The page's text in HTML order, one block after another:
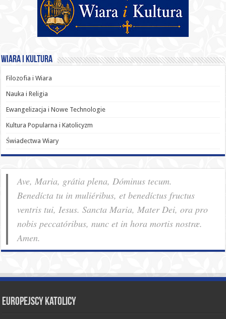
Wiara i Kultura
Filozofia i Wiara
Nauka i Religia
Ewangelizacja i Nowe Technologie
Kultura Popularna i Katolicyzm
Świadectwa Wiary
Ave, Maria, grátia plena, Dóminus tecum.
Benedícta tu in muliéribus, et benedíctus fructus
ventris tui, Iesus. Sancta Maria, Mater Dei, ora pro
nobis pec­ca­tóribus, nunc et in hora mortis nostræ.
Amen.
Europejscy katolicy